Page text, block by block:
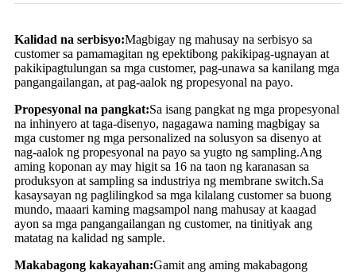
Kalidad na serbisyo:Magbigay ng mahusay na serbisyo sa
customer sa pamamagitan ng epektibong pakikipag-ugnayan at
pakikipagtulungan sa mga customer, pag-unawa sa kanilang mga
pangangailangan, at pag-aalok ng propesyonal na payo.
Propesyonal na pangkat:Sa isang pangkat ng mga propesyonal
na inhinyero at taga-disenyo, nagagawa naming magbigay sa
mga customer ng mga personalized na solusyon sa disenyo at
nag-aalok ng propesyonal na payo sa yugto ng sampling.Ang
aming koponan ay may higit sa 16 na taon ng karanasan sa
produksyon at sampling sa industriya ng membrane switch.Sa
kasaysayan ng paglilingkod sa mga kilalang customer sa buong
mundo, maaari kaming magsampol nang mahusay at kaagad
ayon sa mga pangangailangan ng customer, na tinitiyak ang
matatag na kalidad ng sample.
Makabagong kakayahan:Gamit ang aming makabagong